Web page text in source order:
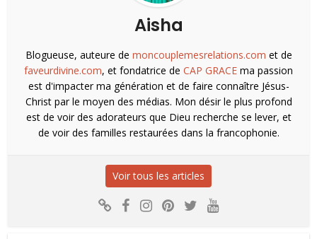
Aisha
Blogueuse, auteure de moncouplemesrelations.com et de
faveurdivine.com, et fondatrice de CAP GRACE ma passion
est d'impacter ma génération et de faire connaître Jésus-
Christ par le moyen des médias. Mon désir le plus profond
est de voir des adorateurs que Dieu recherche se lever, et
de voir des familles restaurées dans la francophonie.
Voir tous les articles